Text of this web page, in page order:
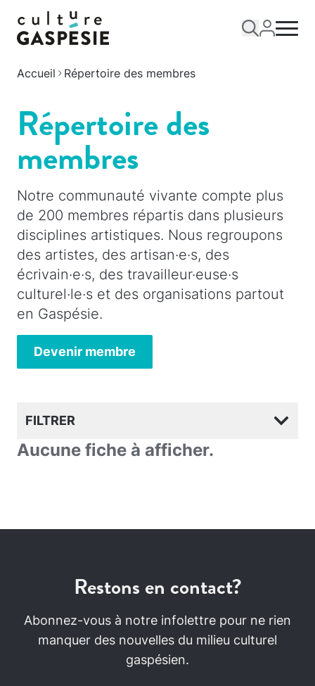
Accueil Répertoire des membres
Répertoire des
membres
Notre communauté vivante compte plus
de 200 membres répartis dans plusieurs
disciplines artistiques. Nous regroupons
des artistes, des artisan·e·s, des
écrivain·e·s, des travailleur·euse·s
culturel·le·s et des organisations partout
en Gaspésie.
Devenir membre
FILTRER
Aucune fiche à afficher.
Restons en contact?
Abonnez-vous à notre infolettre pour ne rien
manquer des nouvelles du milieu culturel
gaspésien.